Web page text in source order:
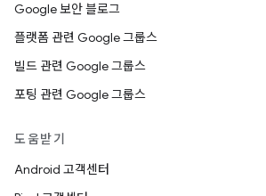
Google 보안 블로그
플랫폼 관련 Google 그룹스
빌드 관련 Google 그룹스
포팅 관련 Google 그룹스
도움받기
Android 고객센터